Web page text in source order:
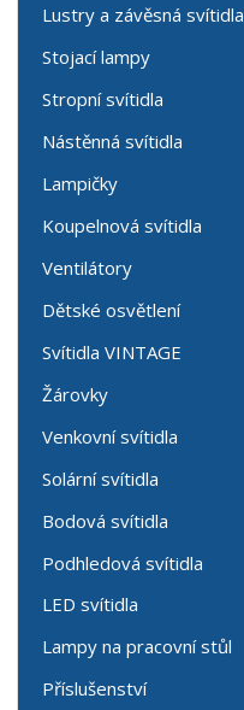
Lustry a závěsná svítidla
Stojací lampy
Stropní svítidla
Nástěnná svítidla
Lampičky
Koupelnová svítidla
Ventilátory
Dětské osvětlení
Svítidla VINTAGE
Žárovky
Venkovní svítidla
Solární svítidla
Bodová svítidla
Podhledová svítidla
LED svítidla
Lampy na pracovní stůl
Příslušenství